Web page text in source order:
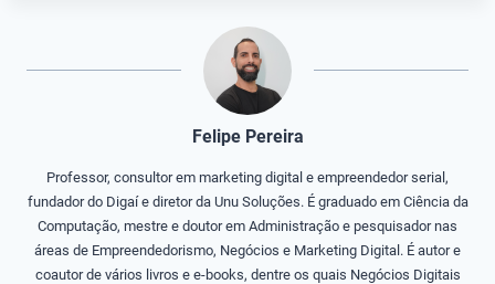
Felipe Pereira
Professor, consultor em marketing digital e empreendedor serial,
fundador do Digaí e diretor da Unu Soluções. É graduado em Ciência da
Computação, mestre e doutor em Administração e pesquisador nas
áreas de Empreendedorismo, Negócios e Marketing Digital. É autor e
coautor de vários livros e e-books, dentre os quais Negócios Digitais